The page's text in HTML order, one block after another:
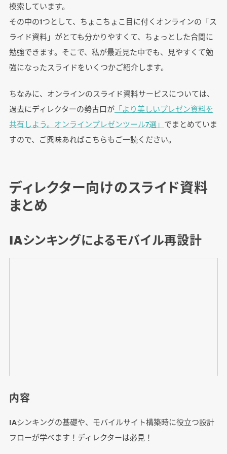
模索しています。
その中の1つとして、ちょこちょこ目に付くオンラインの「ス
ライド資料」がとても分かりやすくて、ちょっとした合間に
勉強できます。そこで、私が最近見た中でも、見やすくて勉
強になったスライドをいくつかご紹介します。
ちなみに、オンラインのスライド資料サービスについては、
過去にディレクターの勢古口が「より美しいプレゼン資料を
共有しよう。オンラインプレゼンツール7選」 でまとめていま
すので、ご興味あればこちらもご一読ください。
ディレクター向けのスライド資料
まとめ
IAシンキングによるモバイル再設計
内容
IAシンキングの基礎や、モバイルサイト構築時に役立つ設計
フローが学べます！ディレクターは必見！